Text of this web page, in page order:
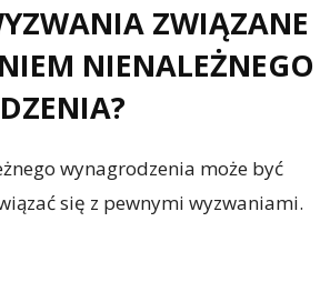
ZWIĄZANE
NIENALEŻNEGO
wynagrodzenia może być
się z pewnymi wyzwaniami.